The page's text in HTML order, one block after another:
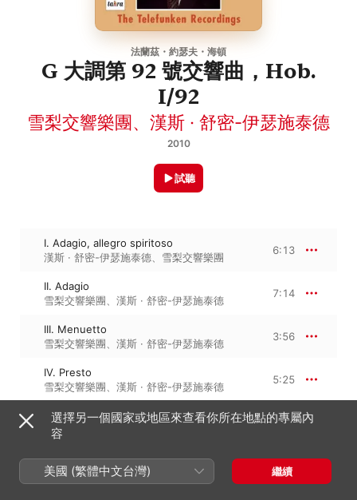
法蘭茲・約瑟夫・海頓
G 大調第 92 號交響曲，Hob.
I/92
雪梨交響樂團、 漢斯 · 舒密-伊瑟施泰德
2010
試聽
I. Adagio, allegro spiritoso
漢斯 · 舒密-伊瑟施泰德
雪梨交響樂團
6:13
II. Adagio
雪梨交響樂團
漢斯 · 舒密-伊瑟施泰德
7:14
III. Menuetto
雪梨交響樂團
漢斯 · 舒密-伊瑟施泰德
3:56
IV. Presto
雪梨交響樂團
漢斯 · 舒密-伊瑟施泰德
5:25
2010年4月9日
4 首曲目・22 分鐘
℗ 2010 Tahra
選擇另一個國家或地區來查看你所在地點的專屬內
容
美國 (繁體中文台灣) 繼續